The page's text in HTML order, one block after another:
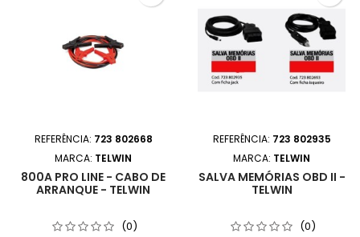
REFERÊNCIA: 723 802668
MARCA: TELWIN
800A PRO LINE - CABO DE
ARRANQUE - TELWIN
(0)
REFERÊNCIA: 723 802935
MARCA: TELWIN
SALVA MEMÓRIAS OBD II -
TELWIN
(0)